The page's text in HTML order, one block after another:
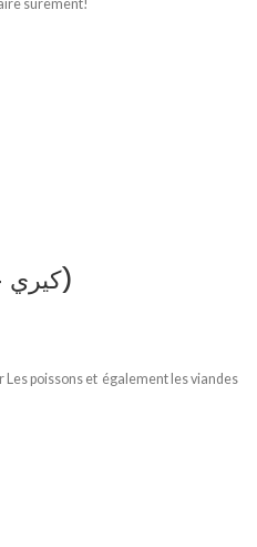
surement!
Curry poisson (كيري حوت)
Les poissons et également les viandes